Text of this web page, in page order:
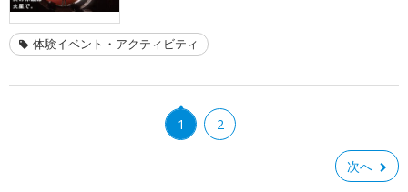
体験イベント・アクティビティ
1 2
次へ